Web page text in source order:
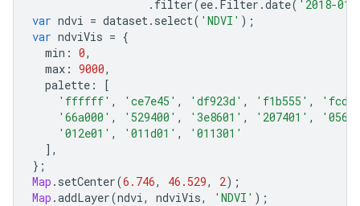
. filter(ee. Filter .date( '2018-
var ndvi = dataset. select( 'NDVI' );
var ndviVis = {
min : 0,
max : 9000,
palette :
[
'ffffff' , 'ce7e45' , 'df923d' , 'f1b555' ,
'66a000' , '529400' , '3e8601' , '207401' ,
'012e01' , '011d01' ,
'011301'
],
};
Map . setCenter(6.746, 46.529, 2);
Map .addLayer(ndvi, ndviVis, 'NDVI' );